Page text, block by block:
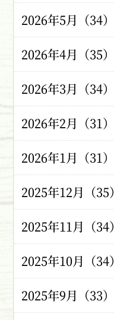
2026年5月（34）
2026年4月（35）
2026年3月（34）
2026年2月（31）
2026年1月（31）
2025年12月（35）
2025年11月（34）
2025年10月（34）
2025年9月（33）